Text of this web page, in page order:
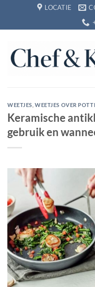
inhoud
LOCATIE
WEETJES ,WEETJES OVER
Keramische
gebruik en